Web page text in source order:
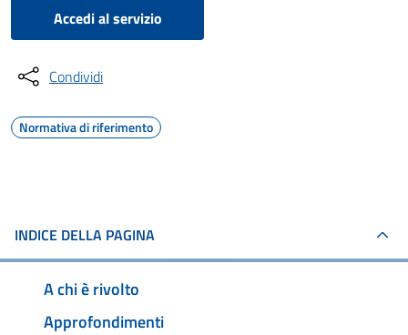
Accedi al servizio
Condividi
Normativa di riferimento
INDICE DELLA PAGINA
A chi è rivolto
Approfondimenti